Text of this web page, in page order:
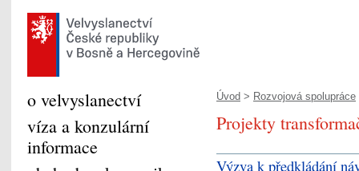
Úvod > Rozvojová spolupráce
Projekty
Výzva k předkládání
o velvyslanectví
víza a konzulární
informace